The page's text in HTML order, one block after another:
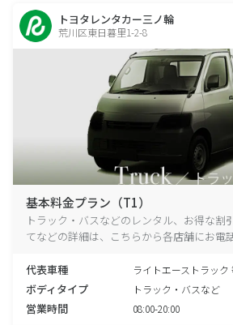
トヨタレンタカー三ノ輪
荒川区東日暮里1-2-8
基本料金プラン（T1）
トラック・バスなどのレンタル、お得な割
てなどの詳細は、こちらから各店舗にお電
代表車種 ライトエーストラック
ボディタイプ トラック・バスなど
営業時間 08:00-20:00